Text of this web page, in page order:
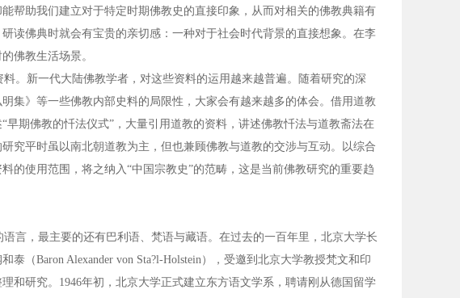
帮助我们建立对于特定时期佛教史的直接印象，从而对相关的佛教典籍有
读佛典时就会有宝贵的亲切感：一种对于社会时代背景的直接想象。在李
佛教生活场景。
。新一代大陆佛教学者，对这些资料的运用越来越普遍。随着研究的深
集》等一些佛教内部史料的局限性，大家会有越来越多的体会。借用道教
期佛教的忏法仪式”，大量引用道教的资料，讲述佛教忏法与道教斋法在
究平时虽以南北朝道教为主，但也兼顾佛教与道教的交涉与互动。以综合
的使用范围，将之纳入“中国宗教史”的范畴，这是当前佛教研究的重要趋
言，最主要的还有巴利语、梵语与藏语。在过去的一百年里，北京大学长
泰（Baron Alexander von Sta?l-Holstein），受邀到北京大学教授梵文和印
和研究。1946年初，北京大学正式建立东方语文学系，聘请刚从德国留学